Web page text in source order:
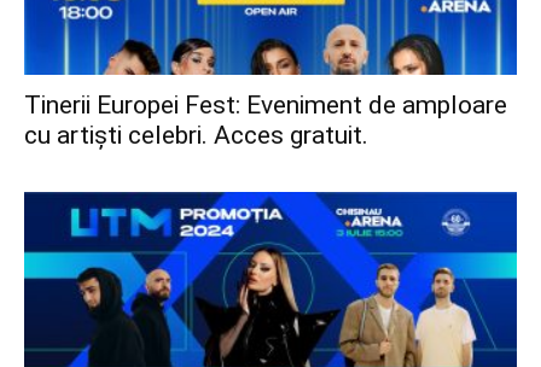
Tinerii Europei Fest: Eveniment de amploare
cu artiști celebri. Acces gratuit.